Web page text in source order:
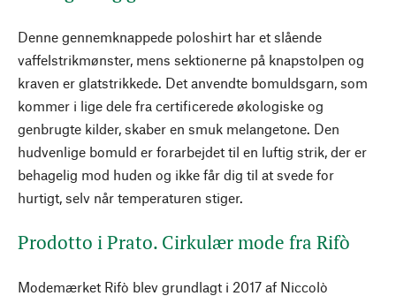
Denne gennemknappede poloshirt har et slående
vaffelstrikmønster, mens sektionerne på knapstolpen og
kraven er glatstrikkede. Det anvendte bomuldsgarn, som
kommer i lige dele fra certificerede økologiske og
genbrugte kilder, skaber en smuk melangetone. Den
hudvenlige bomuld er forarbejdet til en luftig strik, der er
behagelig mod huden og ikke får dig til at svede for
hurtigt, selv når temperaturen stiger.
Prodotto i Prato. Cirkulær mode fra Rifò
Modemærket Rifò blev grundlagt i 2017 af Niccolò